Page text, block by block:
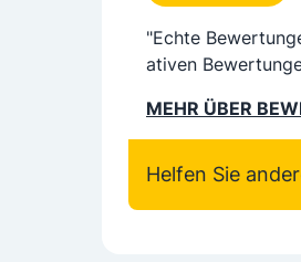
"Echte
ativen
MEHR ÜBER
Helfen Sie